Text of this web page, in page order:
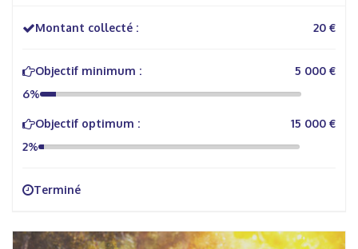
Montant collecté : 20 €
Objectif minimum :
5 000 €
6%
Objectif optimum :
15 000 €
2%
Terminé